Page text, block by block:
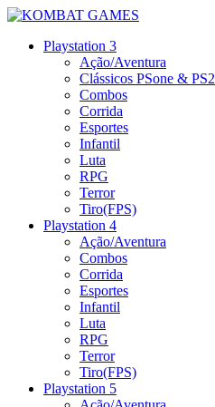
Playstation 3
Ação/Aventura
Clássicos PSone & PS2
Combos
Corrida
Esportes
Infantil
Luta
RPG
Terror
Tiro(FPS)
Playstation 4
Ação/Aventura
Combos
Corrida
Esportes
Infantil
Luta
RPG
Terror
Tiro(FPS)
Playstation 5